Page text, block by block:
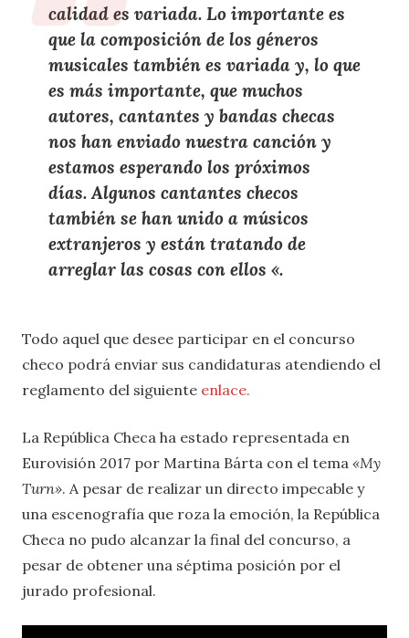
calidad es variada. Lo importante es
que la composición de los géneros
musicales también es variada y, lo que
es más importante, que muchos
autores, cantantes y bandas checas
nos han enviado nuestra canción y
estamos esperando los próximos
días. Algunos cantantes checos
también se han unido a músicos
extranjeros y están tratando de
arreglar las cosas con ellos «.
Todo aquel que desee participar en el concurso
checo podrá enviar sus candidaturas atendiendo el
reglamento del siguiente enlace.
La República Checa ha estado representada en
Eurovisión 2017 por Martina Bárta con el tema «My
Turn». A pesar de realizar un directo impecable y
una escenografía que roza la emoción, la República
Checa no pudo alcanzar la final del concurso, a
pesar de obtener una séptima posición por el
jurado profesional.